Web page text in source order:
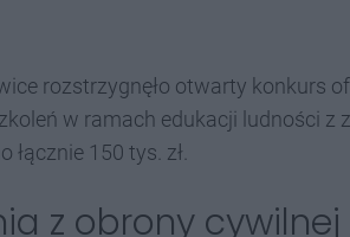
rozstrzygnęło otwarty konkurs
w ramach edukacji ludności z
łącznie 150 tys. zł.
z obrony